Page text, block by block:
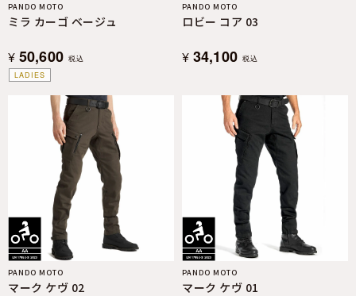
LADIES
PANDO MOTO
ミラ カーゴ ベージュ
¥ 50,600 税込
PANDO MOTO
ロビー コア 03
¥ 34,100 税込
PANDO MOTO
マーク ケヴ 02
PANDO MOTO
マーク ケヴ 01